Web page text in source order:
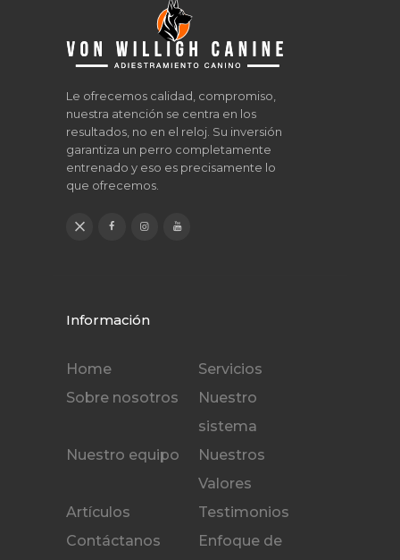
Le ofrecemos calidad, compromiso,
nuestra atención se centra en los
resultados, no en el reloj. Su inversión
garantiza un perro completamente
entrenado y eso es precisamente lo
que ofrecemos.
Información
Home
Servicios
Sobre nosotros
Nuestro
sistema
Nuestro equipo
Nuestros
Valores
Artículos
Testimonios
Contáctanos
Enfoque de